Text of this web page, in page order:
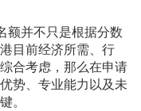
额并不只是根据分数
目前经济所需、行
合考虑，那么在申请
势、专业能力以及未
。